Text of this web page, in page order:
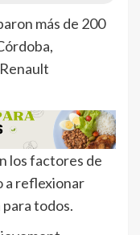
más de 200
los factores de
a reflexionar
para todos.